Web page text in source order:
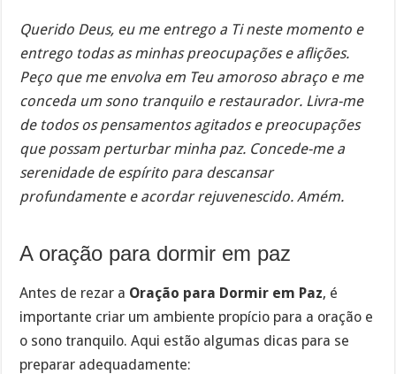
Querido Deus, eu me entrego a Ti neste momento e
entrego todas as minhas preocupações e aflições.
Peço que me envolva em Teu amoroso abraço e me
conceda um sono tranquilo e restaurador. Livra-me
de todos os pensamentos agitados e preocupações
que possam perturbar minha paz. Concede-me a
serenidade de espírito para descansar
profundamente e acordar rejuvenescido. Amém.
A oração para dormir em paz
Antes de rezar a Oração para Dormir em Paz, é
importante criar um ambiente propício para a oração e
o sono tranquilo. Aqui estão algumas dicas para se
preparar adequadamente: